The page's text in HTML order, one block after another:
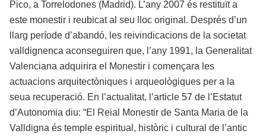
Pico, a Torrelodones (Madrid). L’any 2007 és restituït a
este monestir i reubicat al seu lloc original. Després d’un
llarg període d’abandó, les reivindicacions de la societat
valldignenca aconseguiren que, l’any 1991, la Generalitat
Valenciana adquirira el Monestir i començara les
actuacions arquitectòniques i arqueològiques per a la
seua recuperació. En l’actualitat, l’article 57 de l’Estatut
d’Autonomia diu: “El Reial Monestir de Santa Maria de la
Valldigna és temple espiritual, històric i cultural de l’antic